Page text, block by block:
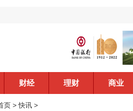
财经 理财 商业
页 >快讯 >